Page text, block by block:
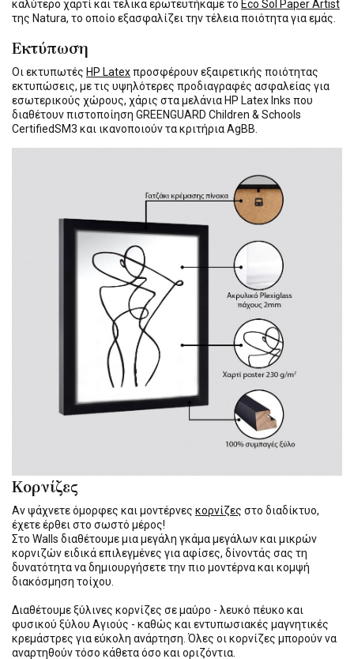
καλύτερο χαρτί και τελικά ερωτευτήκαμε το Eco Sol Paper Artist
της Natura, το οποίο εξασφαλίζει την τέλεια ποιότητα για εμάς.
Εκτύπωση
Οι εκτυπωτές HP Latexπροσφέρουν εξαιρετικής ποιότητας
εκτυπώσεις, με τις υψηλότερες προδιαγραφές ασφαλείας για
εσωτερικούς χώρους, χάρις στα μελάνια HP Latex Inks που
διαθέτουν πιστοποίηση GREENGUARD Children & Schools
CertifiedSM3 και ικανοποιούν τα κριτήρια AgBB.
Κορνίζες
Αν ψάχνετε όμορφες και μοντέρνες κορνίζες στο διαδίκτυο,
έχετε έρθει στο σωστό μέρος!
Στο Walls διαθέτουμε μια μεγάλη γκάμα μεγάλων και μικρών
κορνιζών ειδικά επιλεγμένες για αφίσες, δίνοντάς σας τη
δυνατότητα να δημιουργήσετε την πιο μοντέρνα και κομψή
διακόσμηση τοίχου.
Διαθέτουμε ξύλινες κορνίζες σε μαύρο - λευκό πέυκο και
φυσικού ξύλου Αγιούς - καθώς και εντυπωσιακές μαγνητικές
κρεμάστρες για εύκολη ανάρτηση. Όλες οι κορνίζες μπορούν να
αναρτηθούν τόσο κάθετα όσο και οριζόντια.